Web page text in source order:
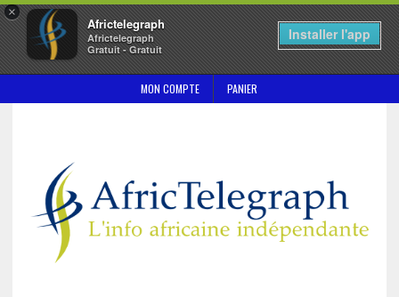
×
Africtelegraph
Africtelegraph
Gratuit - Gratuit
Installer l'app
MON COMPTE PANIER